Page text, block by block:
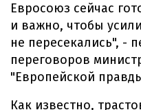
Евросоюз сейчас
и важно, чтобы
не пересекались", -
переговоров
"Европейской
Как известно,